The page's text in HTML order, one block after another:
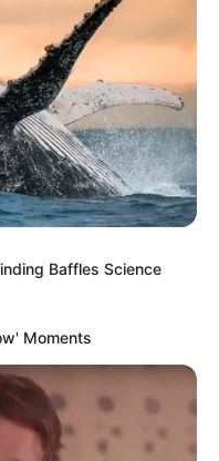
a család másik
Kft., idén nem
most azt
adatok és a
vannak-e.
Baffles Science
Moments